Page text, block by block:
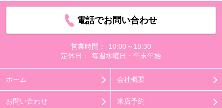
電話でお問い合わせ
営業時間：
10:00～18:30
定休日：
毎週水曜日・年末年始
ホーム 会社概要
お問い合わせ 来店予約